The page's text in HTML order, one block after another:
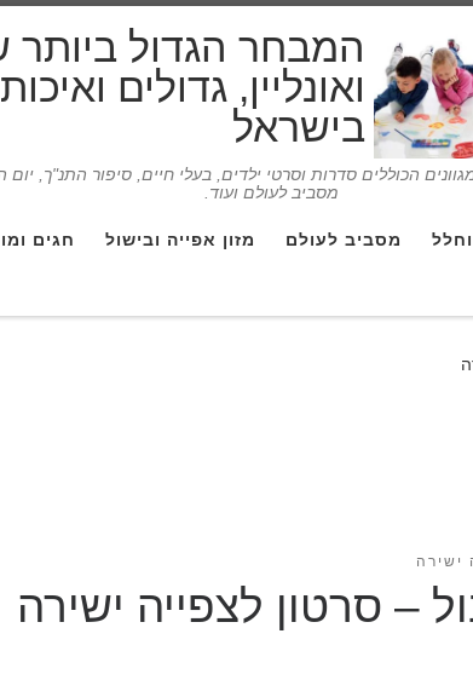
המבחר הגדול
ואונליין, גדולים
בישראל
הכוללים סדרות וסרטי ילדים, בעלי חיים, סיפור התנ"ך,
מסביב לעולם ועוד.
מסביב לעולם מזון אפייה ובישול חגים
ישירה
– סרטון לצפייה ישירה